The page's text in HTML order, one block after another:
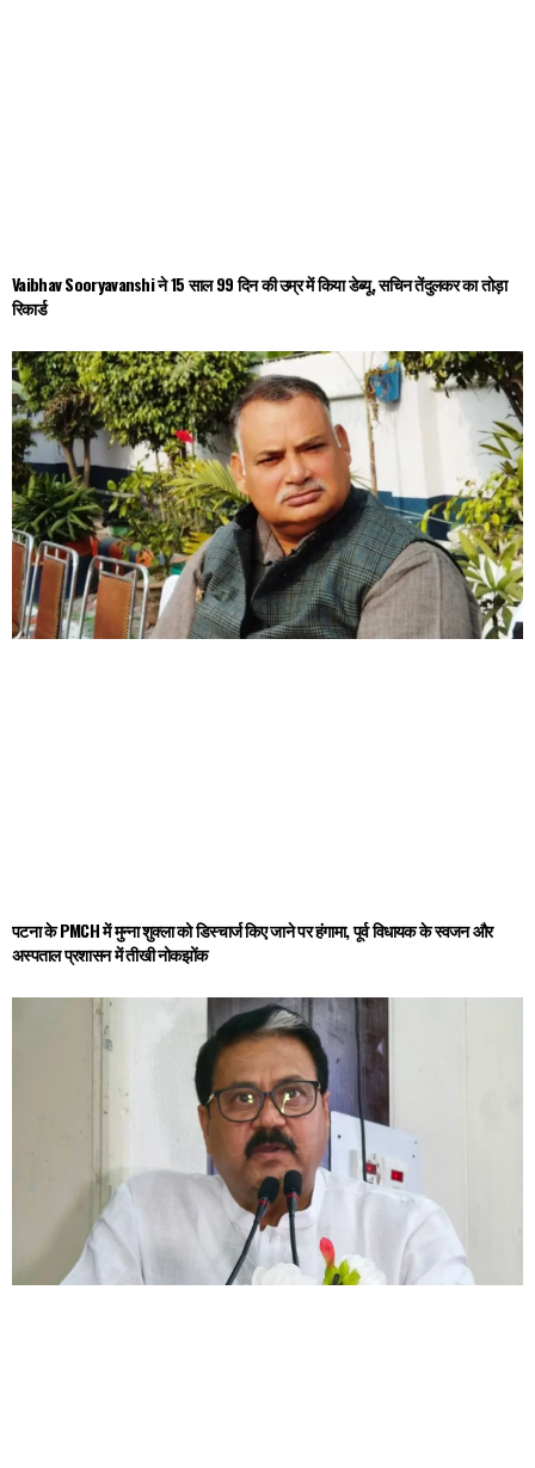
Vaibhav Sooryavanshi ने 15 साल 99 दिन की उम्र में किया डेब्यू, सचिन तेंदुलकर का तोड़ा
रिकार्ड
पटना के PMCH में मुन्ना शुक्ला को डिस्चार्ज किए जाने पर हंगामा, पूर्व विधायक के स्वजन और
अस्पताल प्रशासन में तीखी नोकझोंक